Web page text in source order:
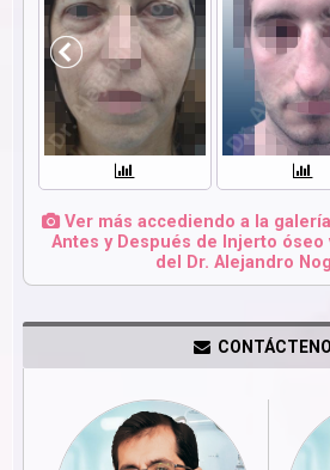
Ver más accediendo a la
Antes y Después de Injerto
del Dr. Alejandro